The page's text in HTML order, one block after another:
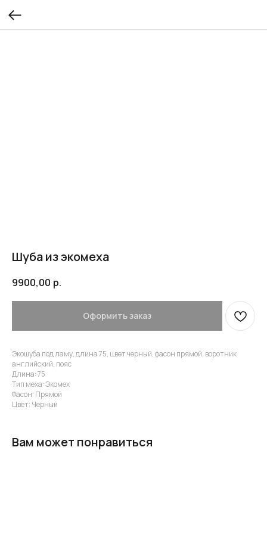
Шуба из экомеха
9900,00 р.
Оформить заказ
Экошуба под ламу, длина 75, цвет черный, фасон прямой, воротник
английский, пояс
Длина: 75
Тип меха: Экомех
Фасон: Прямой
Цвет: Черный
Вам может понравиться